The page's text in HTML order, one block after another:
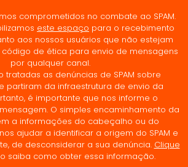
comprometidos no combate ao SPAM.
este espaço para o recebimento
aos nossos usuários que não estejam
de ética para envio de mensagens
por qualquer canal.
tratadas as denúncias de SPAM sobre
partiram da infraestrutura de envio da
é importante que nos informe o
O simples encaminhamento da
a informações do cabeçalho ou do
ajudar a identificar a origem do SPAM e
de desconsiderar a sua denúncia. Clique
saiba como obter essa informação.